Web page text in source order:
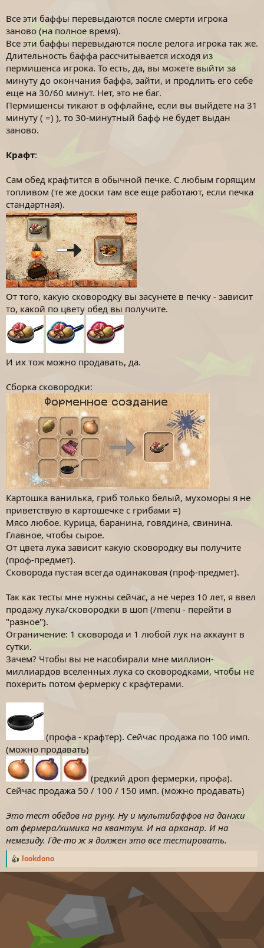
Все эти баффы перевыдаются после смерти игрока
заново (на полное время).
Все эти баффы перевыдаются после релога игрока так же.
Длительность баффа рассчитывается исходя из
пермишенса игрока. То есть, да, вы можете выйти за
минуту до окончания баффа, зайти, и продлить его себе
еще на 30/60 минут. Нет, это не баг.
Пермишенсы тикают в оффлайне, если вы выйдете на 31
минуту ( =) ), то 30-минутный бафф не будет выдан
заново.
Крафт:
Сам обед крафтится в обычной печке. С любым горящим
топливом (те же доски там все еще работают, если печка
стандартная).
От того, какую сковородку вы засунете в печку - зависит
то, какой по цвету обед вы получите.
И их тож можно продавать, да.
Сборка сковородки:
Картошка ванилька, гриб только белый, мухоморы я не
приветствую в картошечке с грибами =)
Мясо любое. Курица, баранина, говядина, свинина.
Главное, чтобы сырое.
От цвета лука зависит какую сковородку вы получите
(проф-предмет).
Сковорода пустая всегда одинаковая (проф-предмет).
Так как тесты мне нужны сейчас, а не через 10 лет, я ввел
продажу лука/сковородки в шоп (/menu - перейти в
"разное").
Ограничение: 1 сковорода и 1 любой лук на аккаунт в
сутки.
Зачем? Чтобы вы не насобирали мне миллион-
миллиардов вселенных лука со сковородками, чтобы не
похерить потом фермерку с крафтерами.
(профа - крафтер). Сейчас продажа по 100 имп.
(можно продавать)
(редкий дроп фермерки, профа).
Сейчас продажа 50 / 100 / 150 имп. (можно продавать)
Это тест обедов на руну. Ну и мультибаффов на данжи
от фермера/химика на квантум. И на арканар. И на
немезиду. Где-то ж я должен это все тестировать.
Р
е
lookdono